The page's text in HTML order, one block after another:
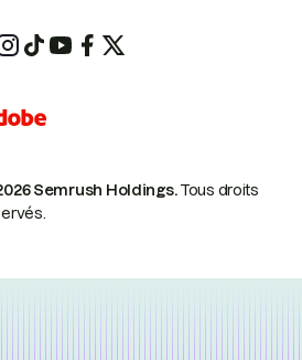
Semrush Holdings.Tous droits